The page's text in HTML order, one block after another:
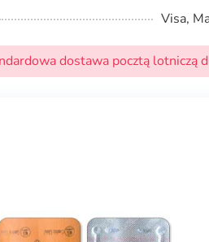
Visa,
dostawa pocztą